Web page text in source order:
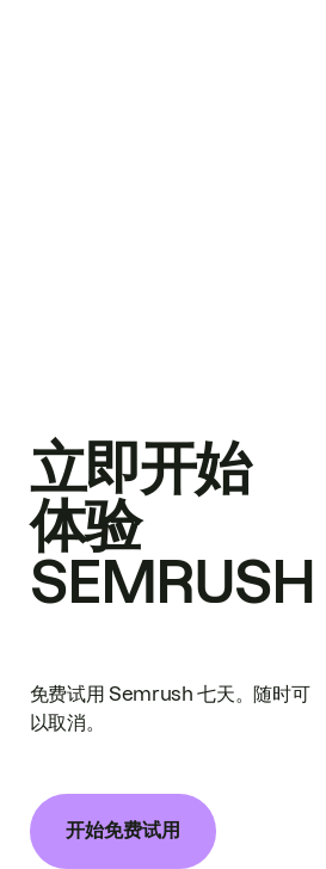
立即开始
体验
SEMRUSH
免费试用 Semrush 七天。随时可
以取消。
开始免费试用